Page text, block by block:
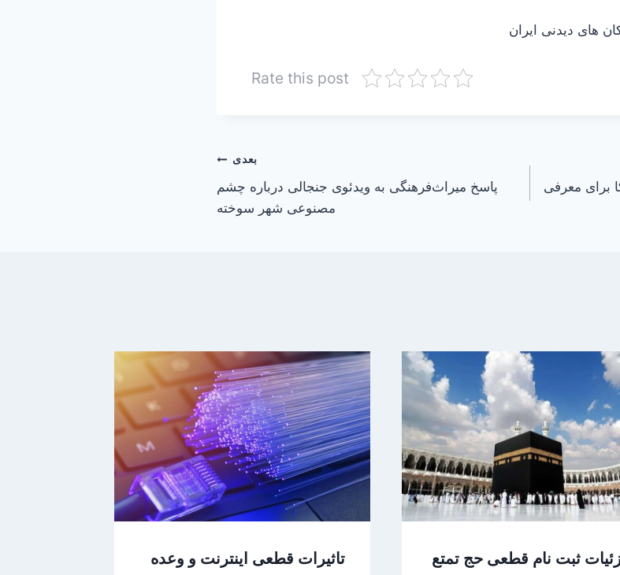
های دیدنی ایران
Rate this post
برای معرفی
بعدی
پاسخ میراث‌فرهنگی به ویدئوی جنجالی درباره چشم
مصنوعی شهر سوخته
ثبت نام قطعی حج تمتع
تاثیرات قطعی اینترنت و وعده‌